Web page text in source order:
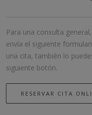
Para una consulta
envía el siguiente
una cita, también lo
siguiente botón.
RESERVAR CITA